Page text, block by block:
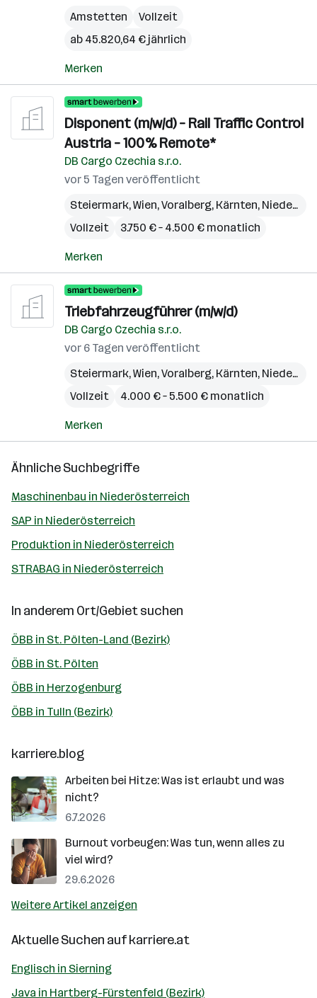
Amstetten
Vollzeit
ab 45.820,64 € jährlich
Merken
Disponent (m/w/d) – Rail Traffic Control
Austria – 100% Remote*
DB Cargo Czechia s.r.o.
vor 5 Tagen veröffentlicht
Steiermark,Wien,Voralberg, Kärnten, Niederösterreich
Vollzeit
3.750 € – 4.500 € monatlich
Merken
Triebfahrzeugführer (m/w/d)
DB Cargo Czechia s.r.o.
vor 6 Tagen veröffentlicht
Steiermark,Wien,Voralberg, Kärnten, Niederösterreich
Vollzeit
4.000 € – 5.500 € monatlich
Merken
Ähnliche Suchbegriffe
Maschinenbau in Niederösterreich
SAP in Niederösterreich
Produktion in Niederösterreich
STRABAG in Niederösterreich
In anderem Ort/Gebiet suchen
ÖBB in St. Pölten-Land (Bezirk)
ÖBB in St. Pölten
ÖBB in Herzogenburg
ÖBB in Tulln (Bezirk)
karriere.blog
Arbeiten bei Hitze: Was ist erlaubt und was
nicht?
6.7.2026
Burnout vorbeugen: Was tun, wenn alles zu
viel wird?
29.6.2026
Weitere Artikel anzeigen
Aktuelle Suchen aufkarriere.at
Englisch in Sierning
Java in Hartberg-Fürstenfeld (Bezirk)